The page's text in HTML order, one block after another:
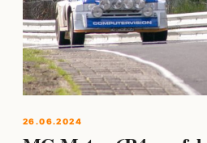
26.06.2024